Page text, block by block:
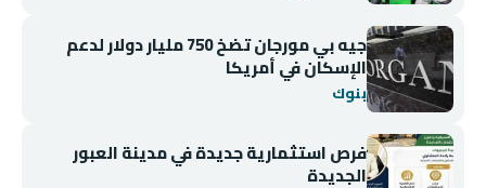
جيه بي مورجان تضخ 750 مليار دولار لدعم
الإسكان في أمريكا
بنوك
فرص استثمارية جديدة في مدينة العبور
الجديدة